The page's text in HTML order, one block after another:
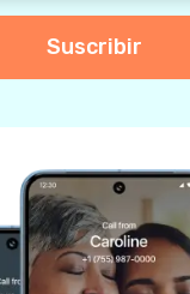
Suscribir